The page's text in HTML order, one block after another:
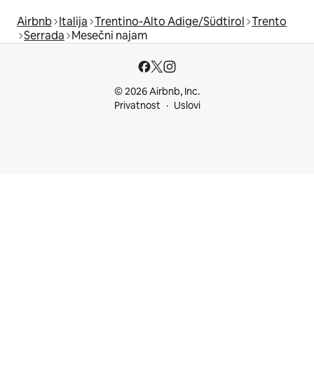
Airbnb Italija Trentino-Alto Adige/Südtirol Trento
Serrada Mesečni najam
© 2026 Airbnb, Inc.
Privatnost
Uslovi